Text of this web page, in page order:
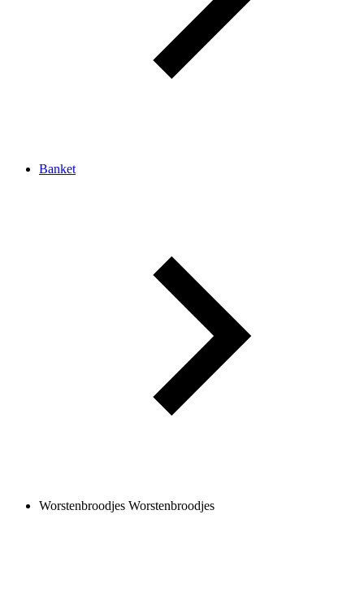
Banket
Worstenbroodjes Worstenbroodjes